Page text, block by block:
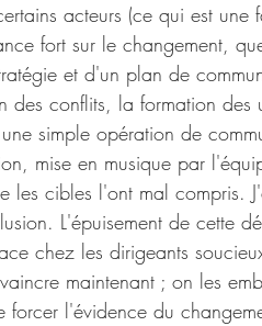
acteurs (ce qui est une
fort sur le changement,
et d'un plan de
conflits, la formation des
simple opération de
mise en musique par
les cibles l'ont mal compris.
L'épuisement de cette
chez les dirigeants
maintenant ; on les
forcer l'évidence du